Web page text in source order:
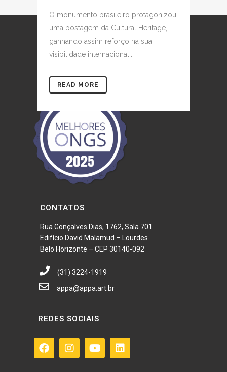
O monumento brasileiro protagonizou
uma postagem da Cultural Heritage,
ganhando assim reforço na sua
visibilidade internacional...
READ MORE
CONTATOS
Rua Gonçalves Dias, 1762, Sala 701
Edifício David Malamud – Lourdes
Belo Horizonte – CEP 30140-092
(31) 3224-1919
appa@appa.art.br
REDES SOCIAIS